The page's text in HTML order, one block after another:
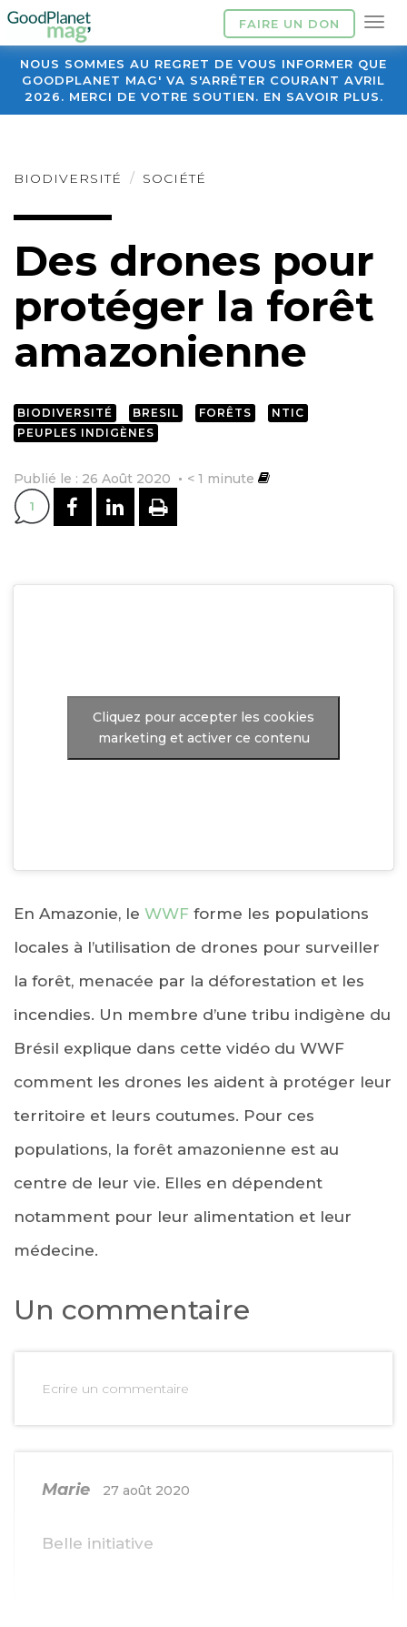
FAIRE UN DON
NOUS SOMMES AU REGRET DE VOUS INFORMER QUE
GOODPLANET MAG' VA S'ARRÊTER COURANT AVRIL
2026. MERCI DE VOTRE SOUTIEN. EN SAVOIR PLUS.
BIODIVERSITÉ SOCIÉTÉ
Des drones pour
protéger la forêt
amazonienne
BIODIVERSITÉ BRESIL FORÊTS
NTIC
PEUPLES INDIGÈNES
Publié le : 26 Août 2020 < 1 minute
1 PARTAGER SUR FACEBOOK
PARTAGER SUR
IMPRIMER
Cliquez pour accepter les cookies
marketing et activer ce contenu
En Amazonie, le WWF forme les populations
locales à l’utilisation de drones pour surveiller
la forêt, menacée par la déforestation et les
incendies. Un membre d’une tribu indigène du
Brésil explique dans cette vidéo du WWF
comment les drones les aident à protéger leur
territoire et leurs coutumes. Pour ces
populations, la forêt amazonienne est au
centre de leur vie. Elles en dépendent
notamment pour leur alimentation et leur
médecine.
Un commentaire
Ecrire un commentaire
Marie 27 août 2020
Belle initiative